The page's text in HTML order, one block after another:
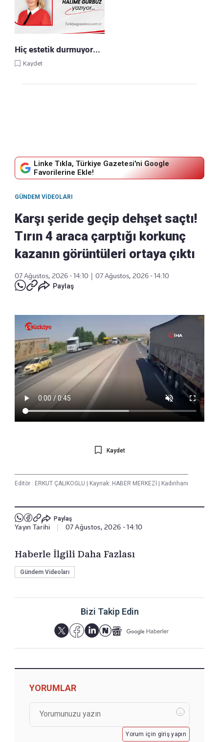
Hiç estetik durmuyor…
Kaydet
Linke Tıkla, Türkiye Gazetesi'ni Google
Favorilerine Ekle!
GÜNDEM VIDEOLARI
Karşı şeride geçip dehşet saçtı!
Tırın 4 araca çarptığı korkunç
kazanın görüntüleri ortaya çıktı
07 Ağustos, 2026 - 14:10
07 Ağustos, 2026 - 14:10
Paylaş
Kaydet
Editör : ERKUT ÇALIKOGLU Kaynak: HABER MERKEZİ Kadınhanı
Paylaş
Yayın Tarihi 07 Ağustos, 2026 - 14:10
Haberle İlgili Daha Fazlası
Gündem Videoları
Bizi Takip Edin
YORUMLAR
Yorum için giriş yapın